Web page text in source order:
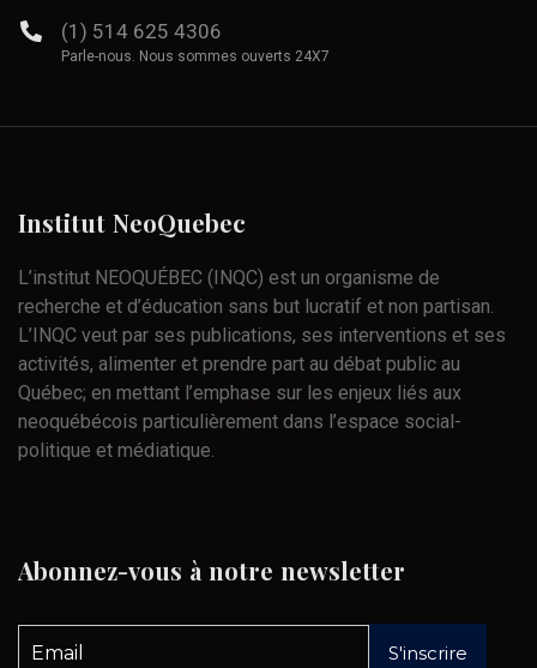
(1) 514 625 4306
Parle-nous. Nous sommes ouverts 24X7
Institut NeoQuebec
L’institut NEOQUÉBEC (INQC) est un organisme de
recherche et d’éducation sans but lucratif et non partisan.
L’INQC veut par ses publications, ses interventions et ses
activités, alimenter et prendre part au débat public au
Québec; en mettant l’emphase sur les enjeux liés aux
neoquébécois particulièrement dans l’espace social-
politique et médiatique.
Abonnez-vous à notre newsletter